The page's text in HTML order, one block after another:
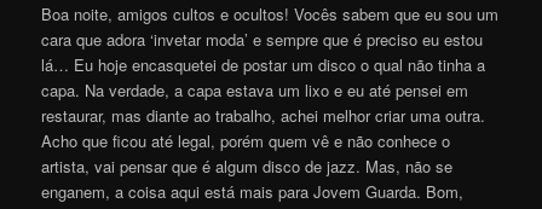
Boa noite, amigos cultos e ocultos! Vocês sabem que eu sou um
cara que adora ‘invetar moda’ e sempre que é preciso eu estou
lá… Eu hoje encasquetei de postar um disco o qual não tinha a
capa. Na verdade, a capa estava um lixo e eu até pensei em
restaurar, mas diante ao trabalho, achei melhor criar uma outra.
Acho que ficou até legal, porém quem vê e não conhece o
artista, vai pensar que é algum disco de jazz. Mas, não se
enganem, a coisa aqui está mais para Jovem Guarda. Bom,